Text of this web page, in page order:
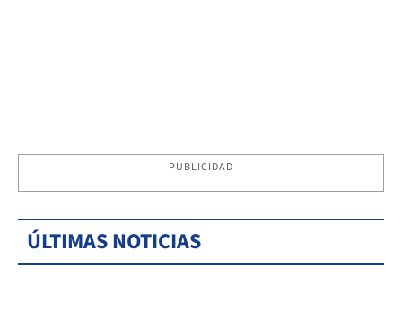
PUBLICIDAD
ÚLTIMAS NOTICIAS